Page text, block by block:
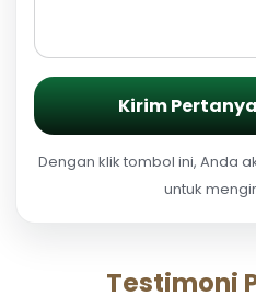
Kirim
Dengan klik tombol ini, Anda
untuk
Testimoni